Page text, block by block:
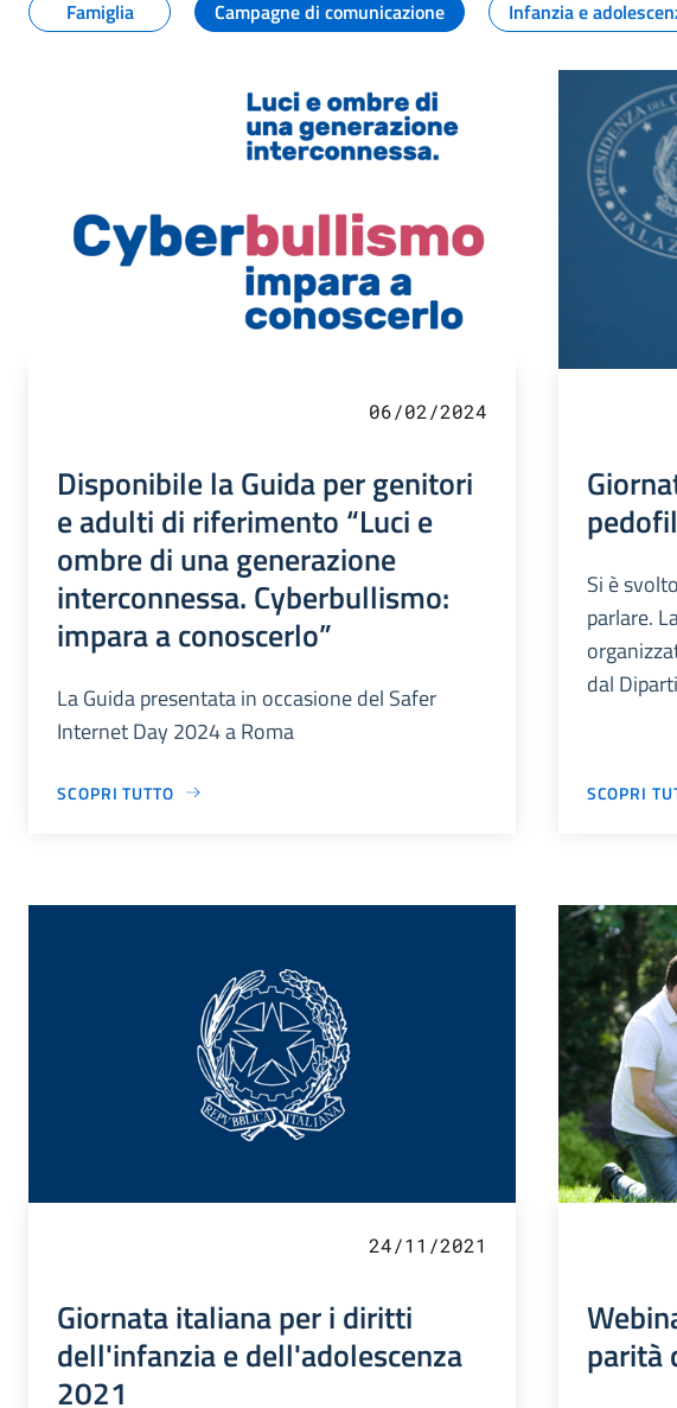
Famiglia
Campagne di comunicazione Infanzia e
06/02/2024
Disponibile la Guida per genitori
e adulti di riferimento “Luci e
ombre di una generazione
interconnessa. Cyberbullismo:
impara a conoscerlo”
La Guida presentata in occasione del Safer
Internet Day 2024 a Roma
SCOPRI TUTTO
Si è
parlare.
dal
SCOPRI
24/11/2021
Giornata italiana per i diritti
dell'infanzia e dell'adolescenza
2021
parità